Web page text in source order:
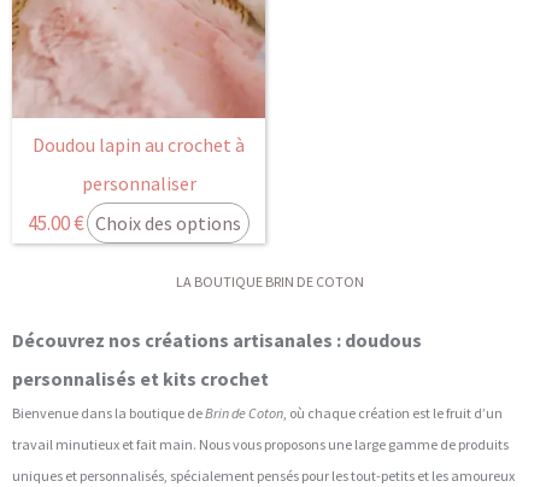
Doudou lapin au crochet à
personnaliser
45.00€ Choix des options
LA BOUTIQUE BRIN DE COTON
Découvrez nos créations artisanales : doudous
personnalisés et kits crochet
Bienvenue dans la boutique deBrin de Coton, où chaque création est le fruit d’un
travail minutieux et fait main. Nous vous proposons une large gamme de produits
uniques et personnalisés, spécialement pensés pour les tout-petits et les amoureux